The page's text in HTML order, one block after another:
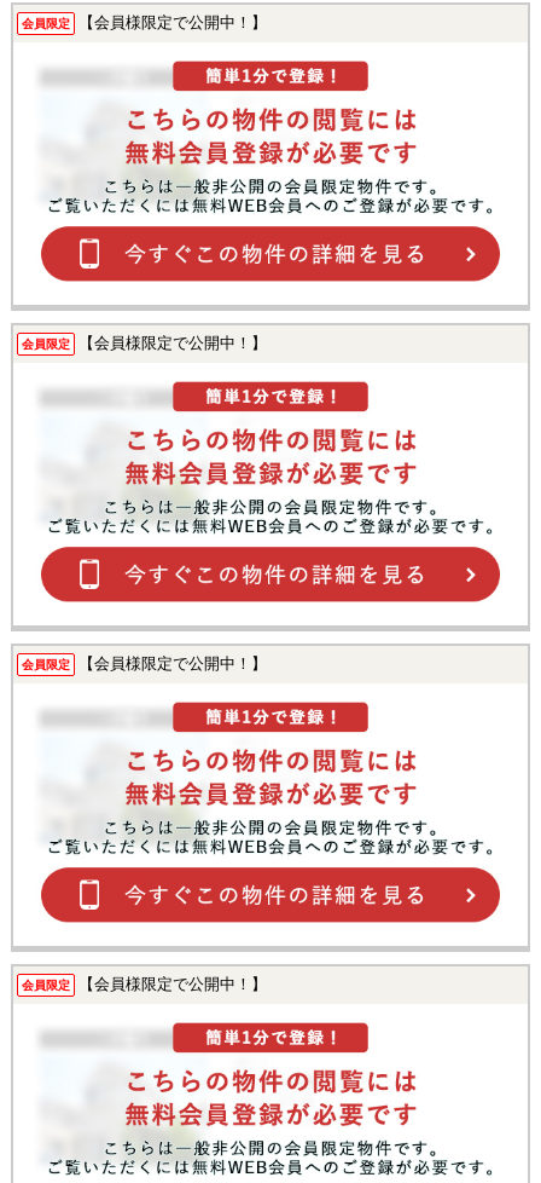
会員限定 【会員様限定で公開中！】
会員限定 【会員様限定で公開中！】
会員限定 【会員様限定で公開中！】
会員限定 【会員様限定で公開中！】